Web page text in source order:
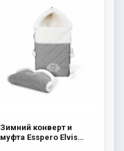
Зимний конверт и
муфта Esspero Elvis